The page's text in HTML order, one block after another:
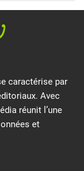
caractérise par
Avec
réunit l’une
et